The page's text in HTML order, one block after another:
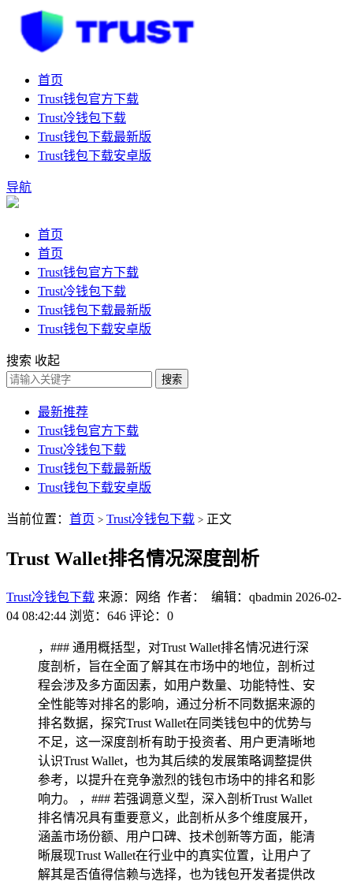
首页
Trust钱包官方下载
Trust冷钱包下载
Trust钱包下载最新版
Trust钱包下载安卓版
导航
首页
首页
Trust钱包官方下载
Trust冷钱包下载
Trust钱包下载最新版
Trust钱包下载安卓版
搜索 收起
搜索
最新推荐
Trust钱包官方下载
Trust冷钱包下载
Trust钱包下载最新版
Trust钱包下载安卓版
当前位置： 首页 > Trust冷钱包下载 > 正文
Trust Wallet排名情况深度剖析
Trust冷钱包下载 来源：网络 作者： 编辑：qbadmin 2026-02-
04 08:42:44 浏览：646 评论：0
，### 通用概括型，对Trust Wallet排名情况进行深
度剖析，旨在全面了解其在市场中的地位，剖析过
程会涉及多方面因素，如用户数量、功能特性、安
全性能等对排名的影响，通过分析不同数据来源的
排名数据，探究Trust Wallet在同类钱包中的优势与
不足，这一深度剖析有助于投资者、用户更清晰地
认识Trust Wallet，也为其后续的发展策略调整提供
参考，以提升在竞争激烈的钱包市场中的排名和影
响力。 ，### 若强调意义型，深入剖析Trust Wallet
排名情况具有重要意义，此剖析从多个维度展开，
涵盖市场份额、用户口碑、技术创新等方面，能清
晰展现Trust Wallet在行业中的真实位置，让用户了
解其是否值得信赖与选择，也为钱包开发者提供改